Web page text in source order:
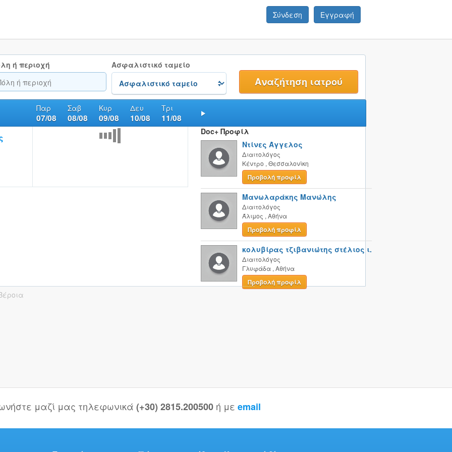
Σύνδεση Εγγραφή
ή περιοχή Ασφαλιστικό ταμείο
Παρ
07/08
Σαβ
08/08
Κυρ
09/08
Δευ
10/08
Τρι
11/08
Doc+ Προφίλ
Ντίνες Άγγελος
Διαιτολόγος
Κέντρο , Θεσσαλονίκη
Προβολή προφίλ
Μανωλαράκης Μανώλης
Διαιτολόγος
Άλιμος , Αθήνα
Προβολή προφίλ
κολυβίρας τζιβανιώτης στέλιος ι.
Διαιτολόγος
Γλυφάδα , Αθήνα
Προβολή προφίλ
μαζί μας τηλεφωνικά (+30) 2815.200500 ή με email